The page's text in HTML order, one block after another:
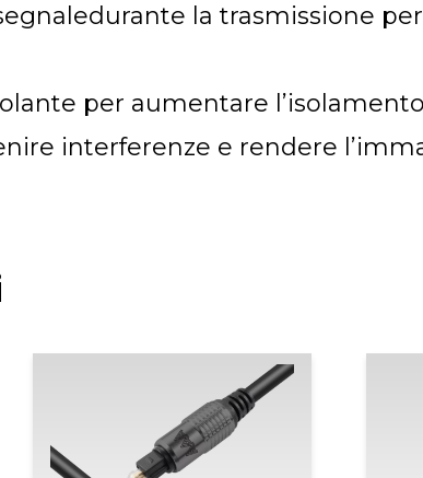
la trasmissione
per aumentare
interferenze e rendere
Fascia